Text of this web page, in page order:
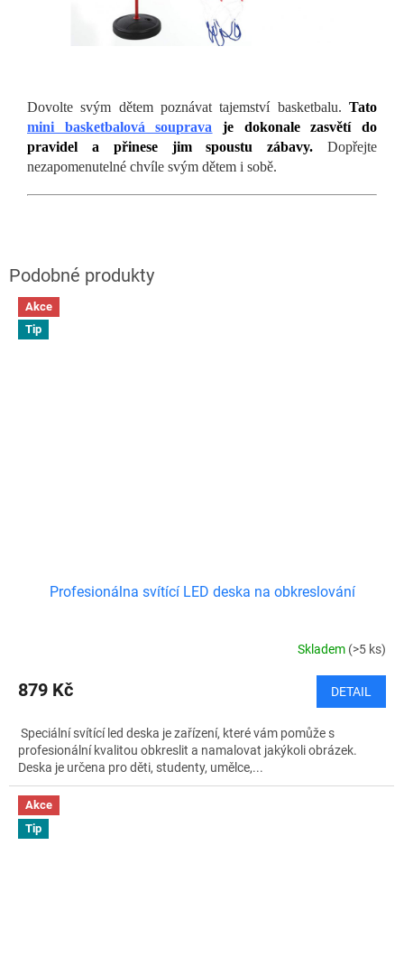
Dovolte svým dětem poznávat tajemství basketbalu. Tato
mini basketbalová souprava je dokonale zasvětí do
pravidel a přinese jim spoustu zábavy.
Dopřejte
nezapomenutelné chvíle svým dětem i sobě.
Akce
Tip
Profesionálna svítící LED deska na obkreslování
Skladem (>5 ks)
879 Kč DETAIL
Speciální svítící led deska je zařízení, které vám pomůže s
profesionální kvalitou obkreslit a namalovat jakýkoli obrázek.
Deska je určena pro děti, studenty, umělce,...
Akce
Tip